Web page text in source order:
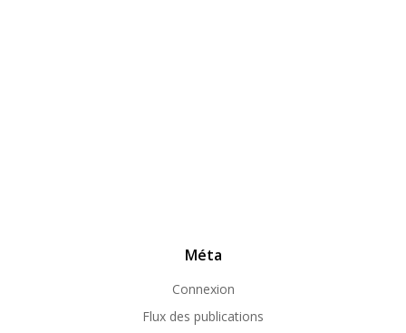
Méta
Connexion
Flux des publications